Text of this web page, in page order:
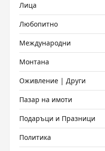
Лица
Любопитно
Международни
Монтана
Оживление | Други
Пазар на имоти
Подаръци и Празници
Политика